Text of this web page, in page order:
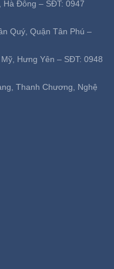
Hà Đông – SĐT: 0947
Quý, Quận Tân Phú –
Hưng Yên – SĐT: 0948
Thanh Chương, Nghệ